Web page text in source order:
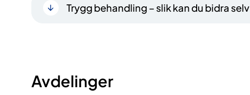
Trygg behandling – slik kan du bidra selv
Avdelinger